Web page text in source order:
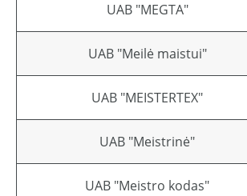
UAB "MEGTA"
UAB "Meilė maistui"
UAB "MEISTERTEX"
UAB "Meistrinė"
UAB "Meistro kodas"